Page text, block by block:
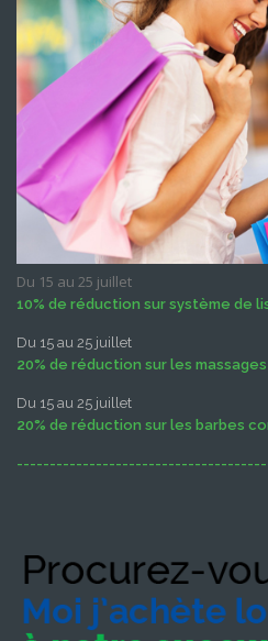
Du 15 au 25 juillet
10% de réduction sur système de
Du 15 au 25 juillet
20% de réduction sur les
Du 15 au 25 juillet
20% de réduction sur les barbes